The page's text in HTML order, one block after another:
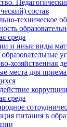
состав
техническое
среда
и иные виды
хозяйственная
места для
коррупции
среда
питания в